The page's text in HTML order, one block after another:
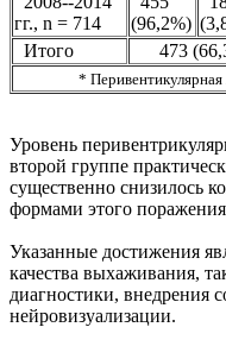
гг., n = 714
(96,2%)
Итого
473
* Перивентикулярная
Уровень
второй группе
существенно снизилось
формами этого
Указанные достижения
качества выхаживания,
диагностики, внедрения
нейровизуализации.